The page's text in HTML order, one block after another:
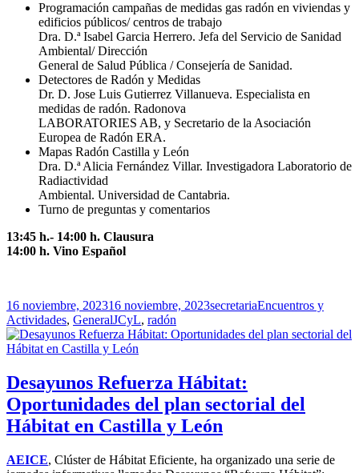
Programación campañas de medidas gas radón en viviendas y
edificios públicos/ centros de trabajo
Dra. D.ª Isabel Garcia Herrero. Jefa del Servicio de Sanidad
Ambiental/ Dirección
General de Salud Pública / Consejería de Sanidad.
Detectores de Radón y Medidas
Dr. D. Jose Luis Gutierrez Villanueva. Especialista en
medidas de radón. Radonova
LABORATORIES AB, y Secretario de la Asociación
Europea de Radón ERA.
Mapas Radón Castilla y León
Dra. D.ª Alicia Fernández Villar. Investigadora Laboratorio de
Radiactividad
Ambiental. Universidad de Cantabria.
Turno de preguntas y comentarios
13:45 h.- 14:00 h. Clausura
14:00 h. Vino Español
Publicado
el
16 noviembre, 202316 noviembre, 2023Autor
secretariaCategorías
Encuentros y
Actividades, GeneralEtiquetas
JCyL, radón
Desayunos Refuerza Hábitat:
Oportunidades del plan sectorial del
Hábitat en Castilla y León
AEICE, Clúster de Hábitat Eficiente, ha organizado una serie de